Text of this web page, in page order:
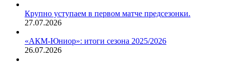
Крупно уступаем в первом матче предсезонки.
27.07.2026
«АКМ-Юниор»: итоги сезона 2025/2026
26.07.2026